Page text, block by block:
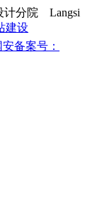
计分院 Langsi
建设
备案号：